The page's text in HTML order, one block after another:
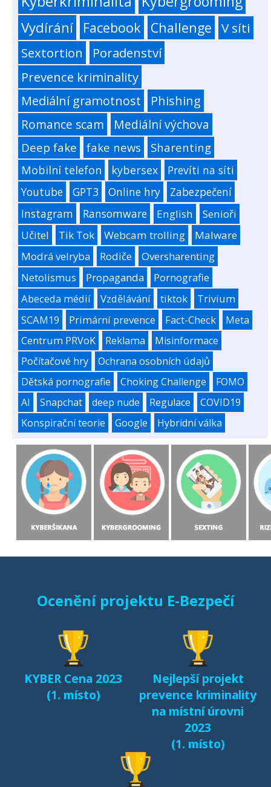
Vydírání Facebook Challenge
V síti
Sextortion
Poradenství
Prevence kriminality
Mediální gramotnost
Phishing
Romance scam
Mediální výchova
Deep fake fake news Sharenting
Mobilní telefon kybersex
Prevíti na síti
Youtube
GPT3 Online hry
Zabezpečení
Instagram
Ransomware English
Senioři
Učitel
Tik Tok Webcam trolling
Malware
Modrá velryba
Rodiče
Oversharenting
Netolismus
Propaganda
Pornografie
Abeceda médií
Vzdělávání tiktok
Trivium
SCAM19
Primární prevence Fact-Check
Meta
Centrum PRVoK
Reklama
Misinformace
Počítačové hry
Ochrana osobních údajů
Dětská pornografie
Choking Challenge
FOMO
AI
Snapchat deep nude Regulace
COVID19
Konspirační teorie
Google Hybridní válka
Ocenění projektu E-Bezpečí
KYBER Cena 2023
(1. místo)
Nejlepší projekt
prevence kriminality
na místní úrovni
2023
(1. místo)